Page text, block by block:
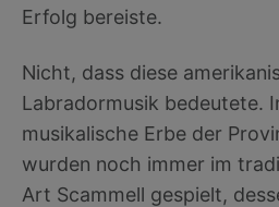
Erfolg bereiste.
Nicht, dass diese
Labradormusik bedeutete.
musikalische Erbe der
wurden noch immer im
Art Scammell gespielt,